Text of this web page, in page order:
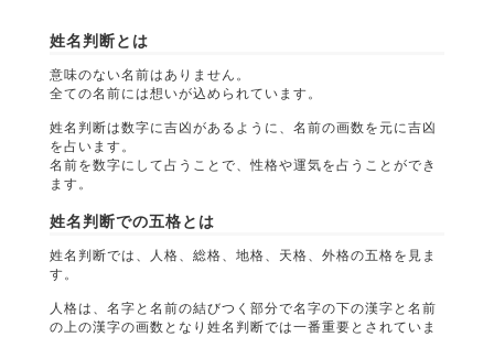
姓名判断とは
意味のない名前はありません。
全ての名前には想いが込められています。
姓名判断は数字に吉凶があるように、名前の画数を元に吉凶
を占います。
名前を数字にして占うことで、性格や運気を占うことができ
ます。
姓名判断での五格とは
姓名判断では、人格、総格、地格、天格、外格の五格を見ま
す。
人格は、名字と名前の結びつく部分で名字の下の漢字と名前
の上の漢字の画数となり姓名判断では一番重要とされていま